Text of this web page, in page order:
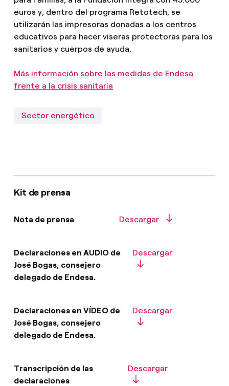
euros y, dentro del programa Retotech, se
utilizarán las impresoras donadas a los centros
educativos para hacer viseras protectoras para los
sanitarios y cuerpos de ayuda.
Más información sobre las medidas de Endesa
frente a la crisis sanitaria
Sector energético
Kit de prensa
Nota de prensa Descargar
Declaraciones en AUDIO de
José Bogas, consejero
delegado de Endesa.
Descargar
Declaraciones en VÍDEO de
José Bogas, consejero
delegado de Endesa.
Descargar
Transcripción de las
declaraciones
Descargar